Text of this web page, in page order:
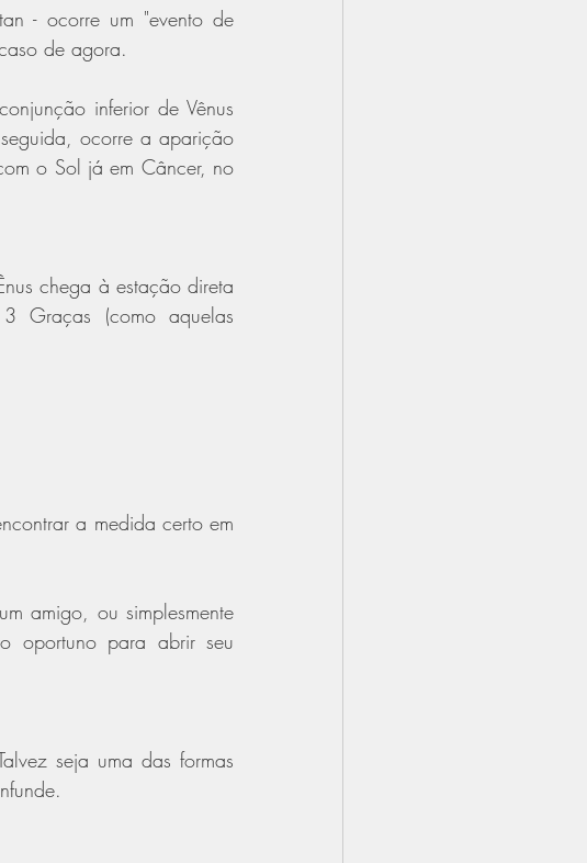
- ocorre um "evento de
de agora.
inferior de Vênus
ocorre a aparição
o Sol já em Câncer, no
chega à estação direta
Graças (como aquelas
a medida certo em
amigo, ou simplesmente
oportuno para abrir seu
seja uma das formas